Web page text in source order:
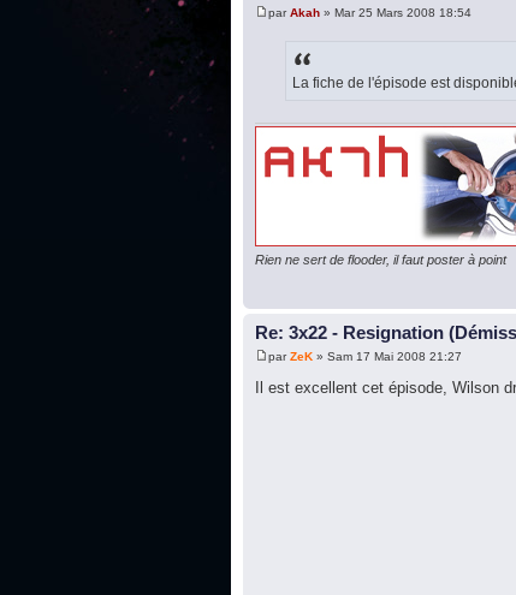
parAkah » Mar 25 Mars 2008 18:54
La fiche de l'épisode est
Rien ne sert de flooder, il faut poster à point
Re: 3x22 - Resignation
parZeK » Sam 17 Mai 2008 21:27
Il est excellent cet épisode, Wilson